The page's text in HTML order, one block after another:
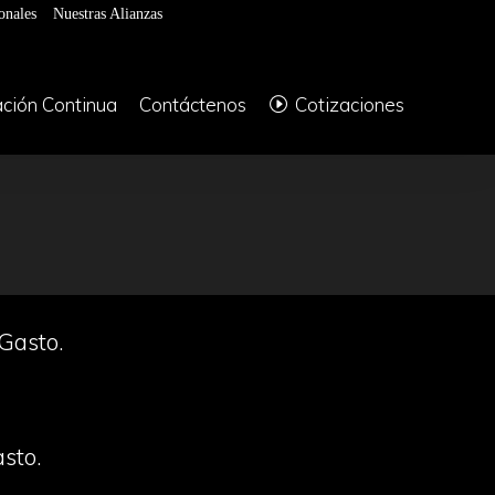
Nuestras Alianzas
Continua Contáctenos Cotizaciones